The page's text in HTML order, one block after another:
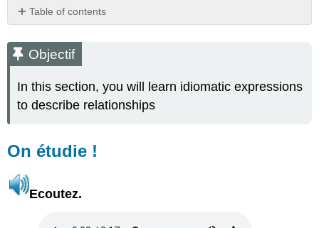
Table of contents
On
étudie
On
pratique
A
approfondit
!
Objectif
In this section, you will learn idiomatic expressions
to describe relationships
On étudie !
Ecoutez.